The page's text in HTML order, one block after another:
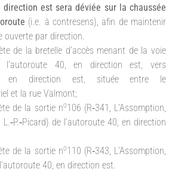
est sera déviée sur la chaussée
(i.e. à contresens), afin de maintenir
ouverte par direction.
de la bretelle d’accès menant de la voie
l’autoroute 40, en direction est, vers
en direction est, située entre le
et la rue Valmont;
de la sortie no106 (R‑341, L’Assomption,
L.‑P.‑Picard) de l’autoroute 40, en direction
de la sortie no110 (R‑343, L’Assomption,
40, en direction est.